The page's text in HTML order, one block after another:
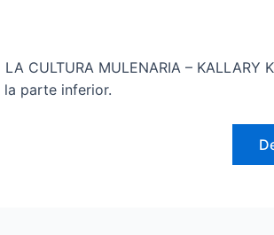
CULTURA MULENARIA – KALLARY
la parte inferior.